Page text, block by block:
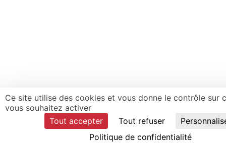
Ce site utilise des cookies et vous donne le contrôle sur
vous souhaitez activer
Tout accepter
Tout refuser
Politique de confidentialité